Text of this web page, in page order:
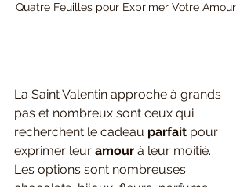
Quatre Feuilles pour Exprimer Votre Amour
La Saint Valentin approche à grands
pas et nombreux sont ceux qui
recherchent le cadeau parfait pour
exprimer leur amour à leur moitié.
Les options sont nombreuses: